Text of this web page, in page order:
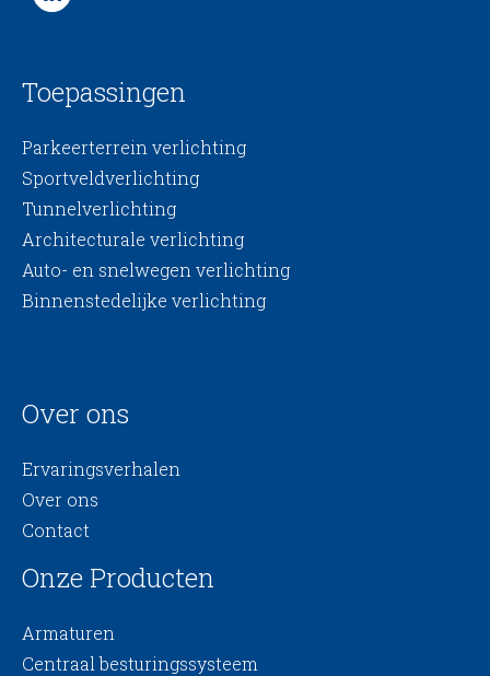
Toepassingen
Parkeerterrein verlichting
Sportveldverlichting
Tunnelverlichting
Architecturale verlichting
Auto- en snelwegen verlichting
Binnenstedelijke verlichting
Over ons
Ervaringsverhalen
Over ons
Contact
Onze Producten
Armaturen
Centraal besturingssysteem